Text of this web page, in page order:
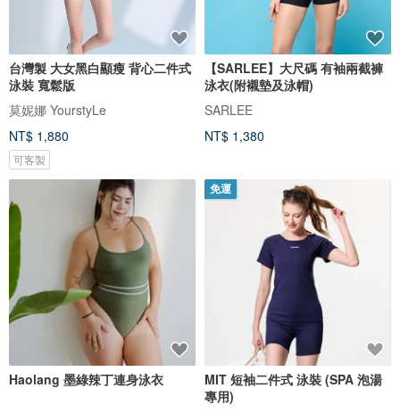
台灣製 大女黑白顯瘦 背心二件式
泳裝 寬鬆版
莫妮娜 YourstyLe
NT$ 1,880
可客製
【SARLEE】大尺碼 有袖兩截褲
泳衣(附襯墊及泳帽)
SARLEE
NT$ 1,380
Haolang 墨綠辣丁連身泳衣
免運
MIT 短袖二件式 泳裝 (SPA 泡湯
專用)